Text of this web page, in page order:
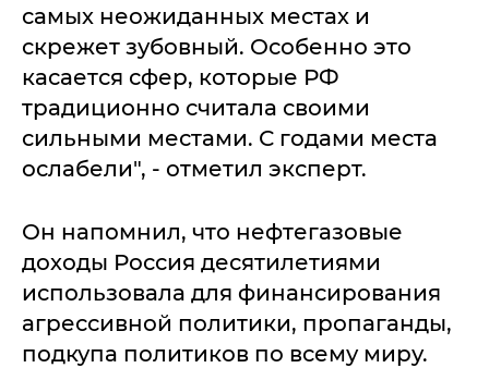
самых неожиданных местах и
скрежет зубовный. Особенно это
касается сфер, которые РФ
традиционно считала своими
сильными местами. С годами места
ослабели", - отметил эксперт.
Он напомнил, что нефтегазовые
доходы Россия десятилетиями
использовала для финансирования
агрессивной политики, пропаганды,
подкупа политиков по всему миру.